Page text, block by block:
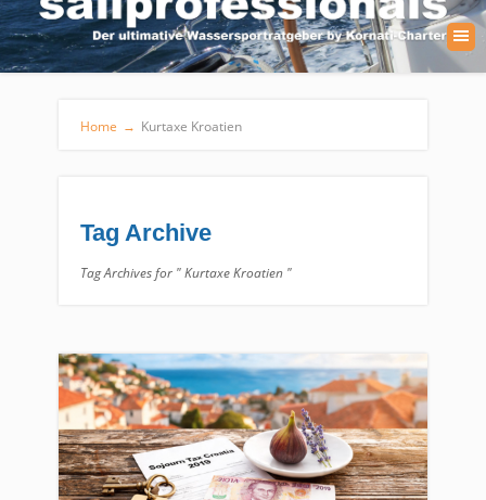
Home → Kurtaxe Kroatien
Tag Archive
Tag Archives for " Kurtaxe Kroatien "